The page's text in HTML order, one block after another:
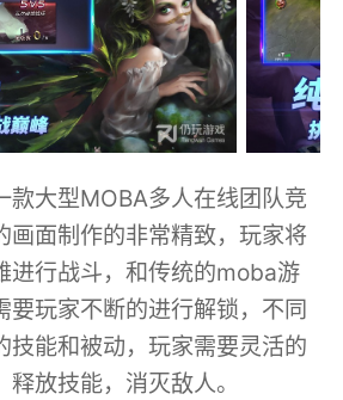
款大型MOBA多人在线团队竞
画面制作的非常精致，玩家将
进行战斗，和传统的moba游
要玩家不断的进行解锁，不同
技能和被动，玩家需要灵活的
放技能，消灭敌人。